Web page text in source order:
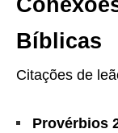
Bíblicas
Citações de
Provérbios